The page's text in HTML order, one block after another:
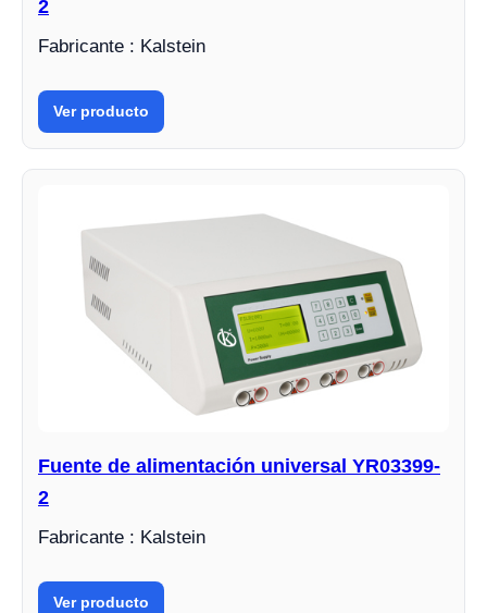
2
Fabricante : Kalstein
Ver producto
Fuente de alimentación universal YR03399-
2
Fabricante : Kalstein
Ver producto